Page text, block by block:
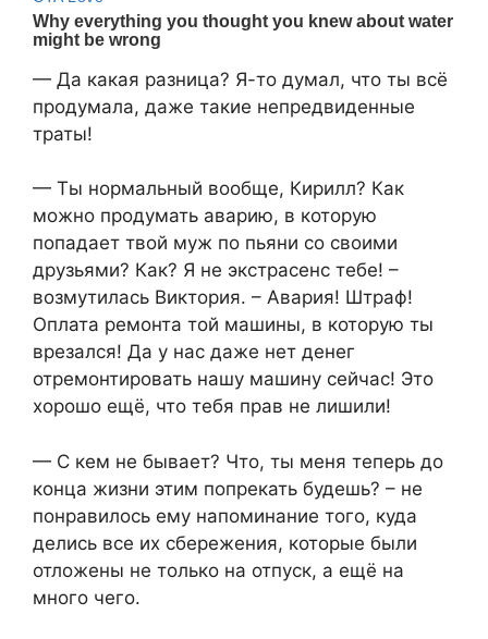
— Да какая разница? Я-то думал, что ты всё
продумала, даже такие непредвиденные
траты!
— Ты нормальный вообще, Кирилл? Как
можно продумать аварию, в которую
попадает твой муж по пьяни со своими
друзьями? Как? Я не экстрасенс тебе! –
возмутилась Виктория. – Авария! Штраф!
Оплата ремонта той машины, в которую ты
врезался! Да у нас даже нет денег
отремонтировать нашу машину сейчас! Это
хорошо ещё, что тебя прав не лишили!
— С кем не бывает? Что, ты меня теперь до
конца жизни этим попрекать будешь? – не
понравилось ему напоминание того, куда
делись все их сбережения, которые были
отложены не только на отпуск, а ещё на
много чего.